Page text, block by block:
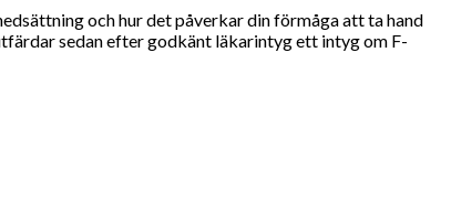
och hur det påverkar din förmåga att ta hand
sedan efter godkänt läkarintyg ett intyg om F-